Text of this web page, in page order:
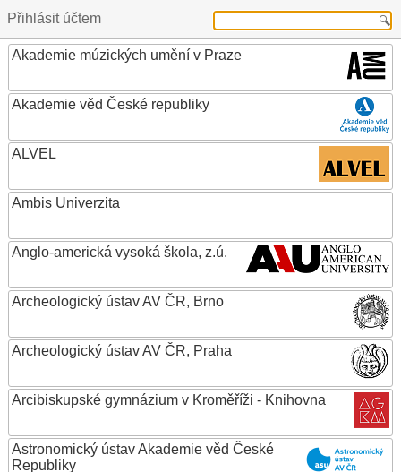
Přihlásit účtem
Akademie múzických umění v Praze
Akademie věd České republiky
ALVEL
Ambis Univerzita
Anglo-americká vysoká škola, z.ú.
Archeologický ústav AV ČR, Brno
Archeologický ústav AV ČR, Praha
Arcibiskupské gymnázium v Kroměříži - Knihovna
Astronomický ústav Akademie věd České
Republiky